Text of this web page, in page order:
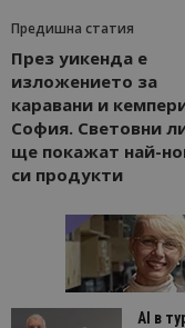
Предишна статия
През уикенда е
изложението за
каравани и
София. Световни
ще покажат най-
си продукти
AI в